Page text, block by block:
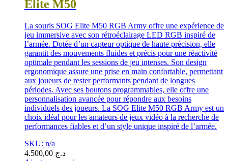
Elite M50
La souris SOG Elite M50 RGB Army offre une expérience de
jeu immersive avec son rétroéclairage LED RGB inspiré de
l’armée. Dotée d’un capteur optique de haute précision, elle
garantit des mouvements fluides et précis pour une réactivité
optimale pendant les sessions de jeu intenses. Son design
ergonomique assure une prise en main confortable, permettant
aux joueurs de rester performants pendant de longues
périodes. Avec ses boutons programmables, elle offre une
personnalisation avancée pour répondre aux besoins
individuels des joueurs. La SOG Elite M50 RGB Army est un
choix idéal pour les amateurs de jeux vidéo à la recherche de
performances fiables et d’un style unique inspiré de l’armée.
SKU: n/a
د.ج